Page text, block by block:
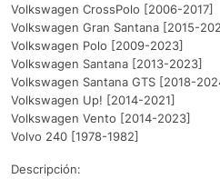
Volkswagen CrossPolo [2006-2017]
Volkswagen Gran Santana [2015-
Volkswagen Polo [2009-2023]
Volkswagen Santana [2013-2023]
Volkswagen Santana GTS [2018-
Volkswagen Up! [2014-2021]
Volkswagen Vento [2014-2023]
Volvo 240 [1978-1982]
Descripción: